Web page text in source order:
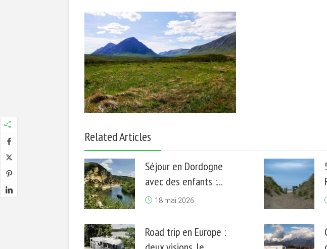
Related Articles
Séjour en Dordogne
avec des enfants :...
18 mai 2026
Road trip en Europe :